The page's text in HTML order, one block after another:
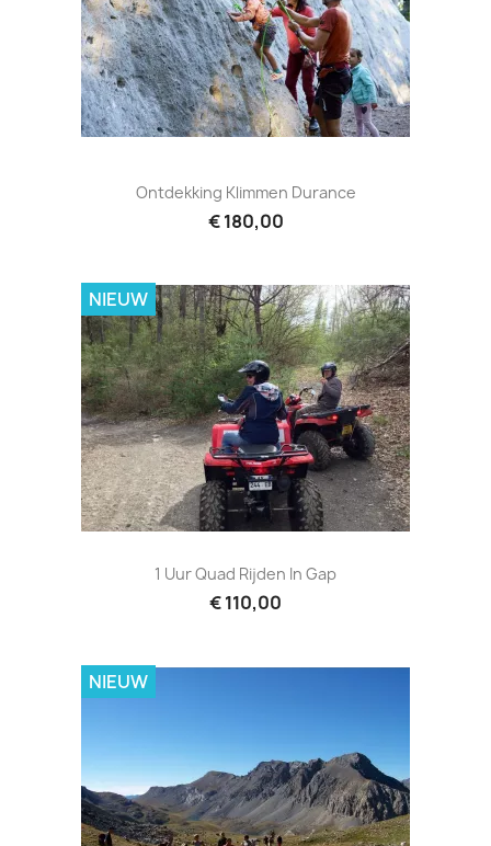
Ontdekking Klimmen Durance
€ 180,00
1 Uur Quad Rijden In Gap
€ 110,00
NIEUW
NIEUW